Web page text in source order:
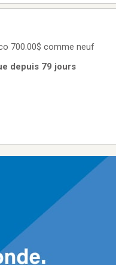
700.00$ comme neuf
depuis 79 jours